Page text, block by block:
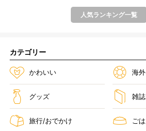
人気ランキング一覧
カテゴリー
かわいい 海外
グッズ 雑
旅行/おでかけ ご